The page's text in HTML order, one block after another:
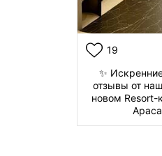
19
✨
отзывы от
новом Resort-